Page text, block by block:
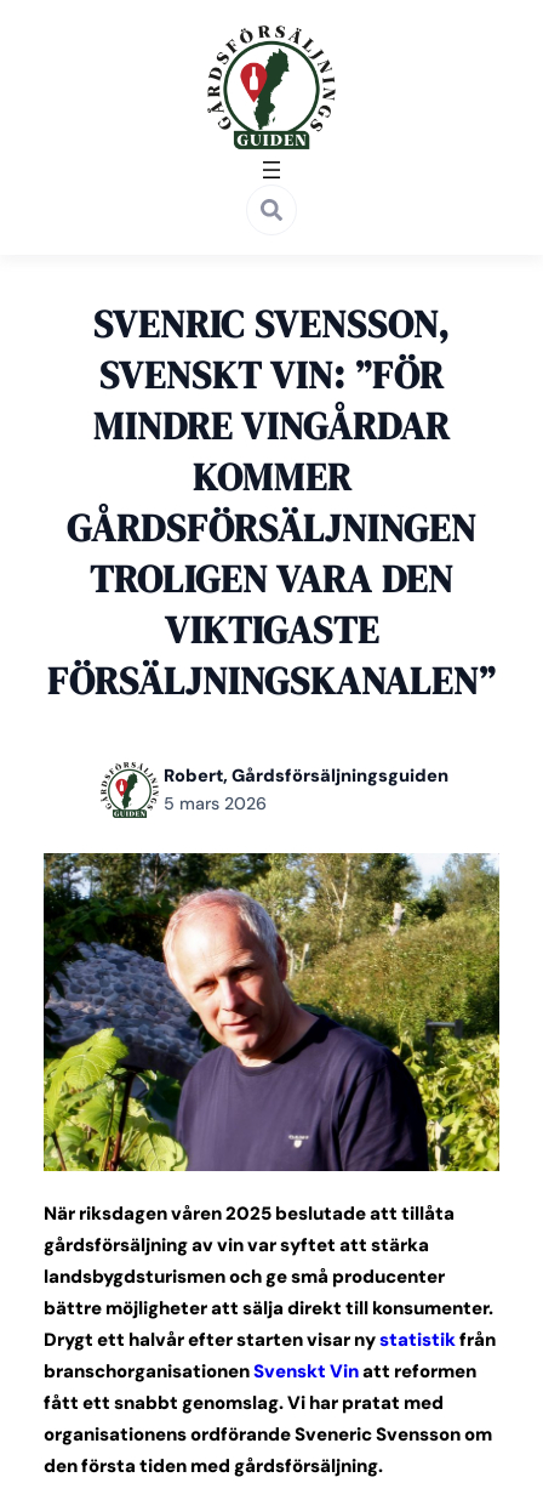
SVENRIC SVENSSON,
SVENSKT VIN: ”FÖR
MINDRE VINGÅRDAR
KOMMER
GÅRDSFÖRSÄLJNINGEN
TROLIGEN VARA DEN
VIKTIGASTE
FÖRSÄLJNINGSKANALEN”
Robert, Gårdsförsäljningsguiden
5 mars 2026
När riksdagen våren 2025 beslutade att tillåta
gårdsförsäljning av vin var syftet att stärka
landsbygdsturismen och ge små producenter
bättre möjligheter att sälja direkt till konsumenter.
Drygt ett halvår efter starten visar nystatistikfrån
branschorganisationenSvenskt Vinatt reformen
fått ett snabbt genomslag. Vi har pratat med
organisationens ordförande Sveneric Svensson om
den första tiden med gårdsförsäljning.